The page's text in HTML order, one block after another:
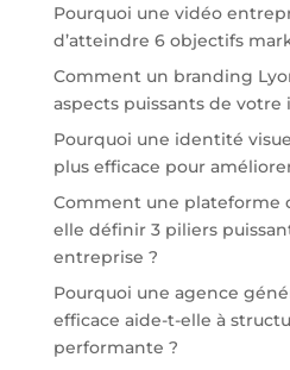
Pourquoi une vidéo
d’atteindre 6 objectifs
Comment un branding
aspects puissants de votre
Pourquoi une identité
plus efficace pour
Comment une plateforme
elle définir 3 piliers
entreprise ?
Pourquoi une agence
efficace aide-t-elle à
performante ?